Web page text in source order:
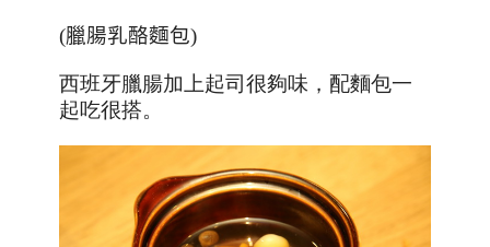
(臘腸乳酪麵包)
西班牙臘腸加上起司很夠味，配麵包一
起吃很搭。